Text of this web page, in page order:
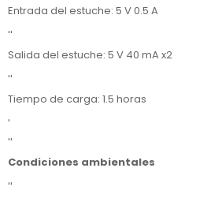
Entrada del estuche: 5 V 0.5 A
''
Salida del estuche: 5 V 40 mA x2
''
Tiempo de carga: 1.5 horas
'
''
Condiciones ambientales
''